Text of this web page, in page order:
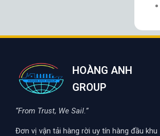
HOÀNG ANH
GROUP
“From Trust, We Sail.”
Đơn vị vận tải hàng rời uy tín hàng đầu khu